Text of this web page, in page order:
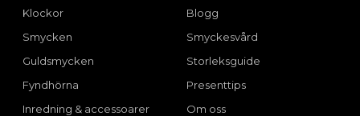
Klockor
Smycken
Guldsmycken
Fyndhörna
Inredning & accessoarer
Blogg
Smyckesvård
Storleksguide
Presenttips
Om oss